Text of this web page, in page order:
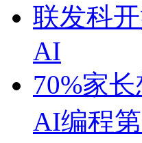
联发科
AI
70%家
AI编程